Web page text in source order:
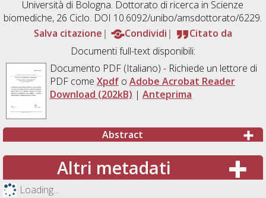
Università di Bologna. Dottorato di ricerca in Scienze
biomediche, 26 Ciclo. DOI 10.6092/unibo/amsdottorato/6229.
Salva citazione
Condividi
Citato da
Documenti full-text disponibili:
Documento PDF(Italiano) - Richiede un lettore di
PDF come Xpdfo Adobe Acrobat Reader
Download (202kB) | Anteprima
Abstract
Altri metadati
Loading...